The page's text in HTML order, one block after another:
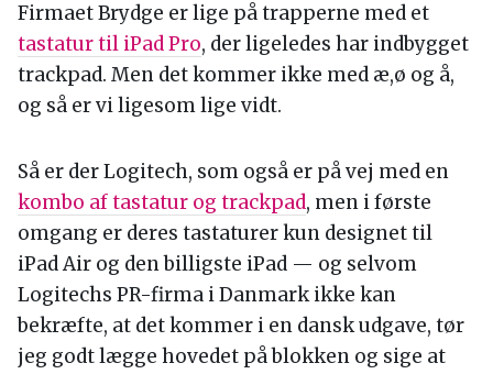
Firmaet Brydge er lige på trapperne med et
tastatur til iPad Pro, der ligeledes har indbygget
trackpad. Men det kommer ikke med æ,ø og å,
og så er vi ligesom lige vidt.
Så er der Logitech, som også er på vej med en
kombo af tastatur og trackpad, men i første
omgang er deres tastaturer kun designet til
iPad Air og den billigste iPad — og selvom
Logitechs PR-firma i Danmark ikke kan
bekræfte, at det kommer i en dansk udgave, tør
jeg godt lægge hovedet på blokken og sige at